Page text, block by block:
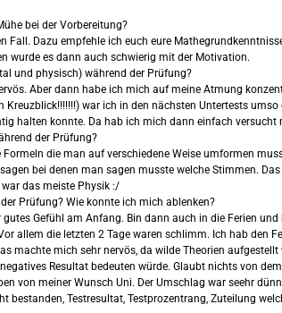
bei der Vorbereitung?
Fall. Dazu empfehle ich euch eure
wurde es dann auch schwierig mit der Motivation.
und physisch) während der Prüfung?
Aber dann habe ich mich auf meine Atmung
Kreuzblick!!!!!!!) war ich in den nächsten Untertests
halten konnte. Da hab ich mich dann einfach
der Prüfung?
Formeln die man auf verschiedene Weise umformen
bei denen man sagen musste welche Stimmen.
das meiste Physik :/
Prüfung? Wie konnte ich mich ablenken?
gutes Gefühl am Anfang. Bin dann auch in die Ferien
allem die letzten 2 Tage waren schlimm. Ich hab den
machte mich sehr nervös, da wilde Theorien
Resultat bedeuten würde. Glaubt nichts von
von meiner Wunsch Uni. Der Umschlag war seehr
bestanden, Testresultat, Testprozentrang, Zuteilung